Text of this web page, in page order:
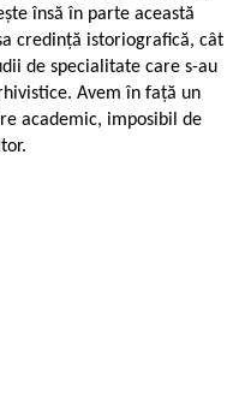
însă în parte această
credință istoriografică, cât
de specialitate care s-au
Avem în față un
academic, imposibil de